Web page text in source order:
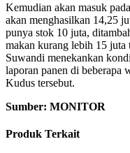
Kemudian akan masuk
akan menghasilkan 14,25
punya stok 10 juta,
makan kurang lebih 15 juta
Suwandi menekankan
laporan panen di beberapa
Kudus tersebut.
Sumber: MONITOR
Produk Terkait